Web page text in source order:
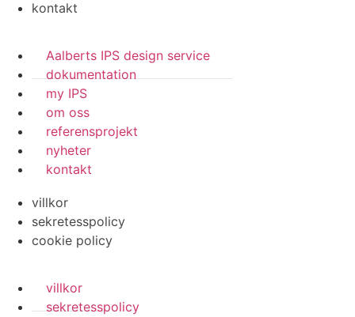
kontakt
Aalberts IPS design service
dokumentation
my IPS
om oss
referensprojekt
nyheter
kontakt
villkor
sekretesspolicy
cookie policy
villkor
sekretesspolicy